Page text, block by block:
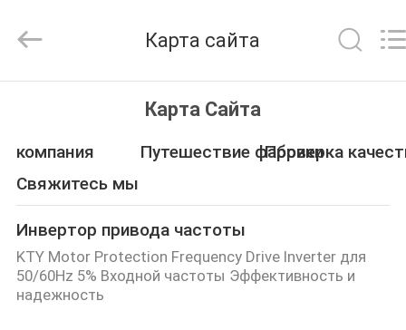
ПРОДУКЦИЯ
О
КОМПАНИИ
Appliances
Rights
Карта сайта
Карта Сайта
компания Путешествие фабрики
Проверка
Свяжитесь мы
Инвертор привода частоты
KTY Motor Protection Frequency Drive Inverter для
50/60Hz 5% Входной частоты Эффективность и
надежность